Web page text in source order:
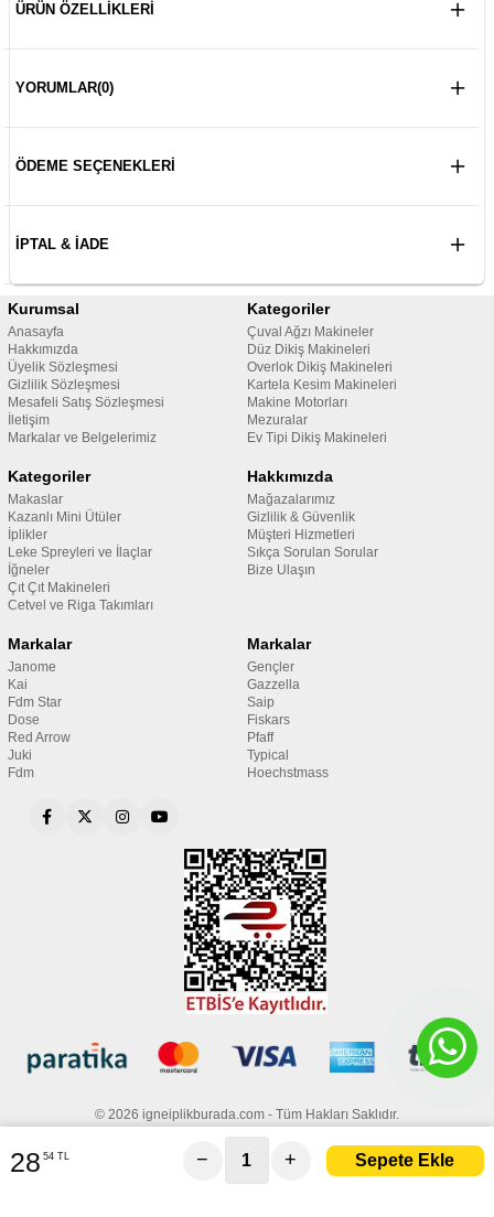
ÜRÜN ÖZELLIKLERI
YORUMLAR(0)
ÖDEME SEÇENEKLERI
İPTAL & İADE
Kurumsal
Anasayfa
Hakkımızda
Üyelik Sözleşmesi
Gizlilik Sözleşmesi
Mesafeli Satış Sözleşmesi
İletişim
Markalar ve Belgelerimiz
Kategoriler
Çuval Ağzı Makineler
Düz Dikiş Makineleri
Overlok Dikiş Makineleri
Kartela Kesim Makineleri
Makine Motorları
Mezuralar
Ev Tipi Dikiş Makineleri
Kategoriler
Makaslar
Kazanlı Mini Ütüler
İplikler
Leke Spreyleri ve İlaçlar
İğneler
Çıt Çıt Makineleri
Cetvel ve Riga Takımları
Hakkımızda
Mağazalarımız
Gizlilik & Güvenlik
Müşteri Hizmetleri
Sıkça Sorulan Sorular
Bize Ulaşın
Markalar
Janome
Kai
Fdm Star
Dose
Red Arrow
Juki
Fdm
Markalar
Gençler
Gazzella
Saip
Fiskars
Pfaff
Typical
Hoechstmass
© 2026 igneiplikburada.com - Tüm Hakları Saklıdır.
28 54 TL − +